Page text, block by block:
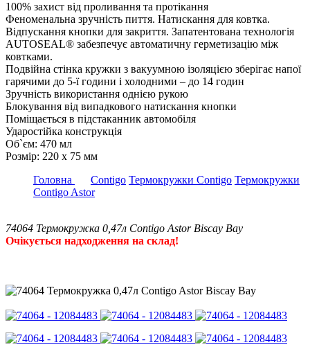
100% захист від проливання та протікання
Феноменальна зручність пиття. Натискання для ковтка.
Відпускання кнопки для закриття. Запатентована технологія
AUTOSEAL® забезпечує автоматичну герметизацію між
ковтками.
Подвійна стінка кружки з вакуумною ізоляцією зберігає напої
гарячими до 5-ї години і холодними – до 14 годин
Зручність використання однією рукою
Блокування від випадкового натискання кнопки
Поміщається в підстаканник автомобіля
Ударостійка конструкція
Об`єм: 470 мл
Розмір: 220 x 75 мм
Головна
Contigo Термокружки Contigo Термокружки
Contigo Astor
74064 Термокружка 0,47л Contigo Astor Biscay Bay
Очікується надходження на склад!